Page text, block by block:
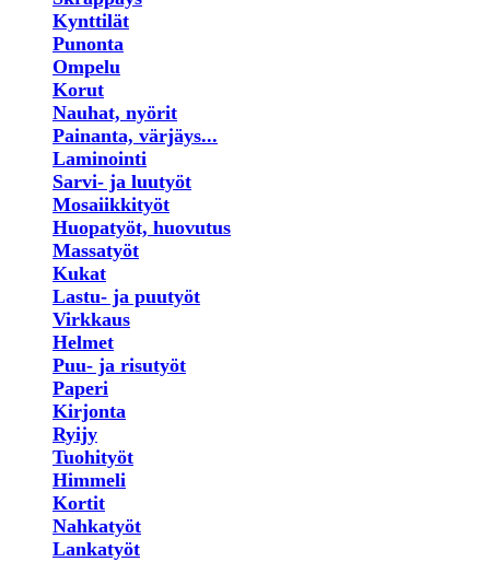
Kynttilät
Punonta
Ompelu
Korut
Nauhat, nyörit
Painanta, värjäys...
Laminointi
Sarvi- ja luutyöt
Mosaiikkityöt
Huopatyöt, huovutus
Massatyöt
Kukat
Lastu- ja puutyöt
Virkkaus
Helmet
Puu- ja risutyöt
Paperi
Kirjonta
Ryijy
Tuohityöt
Himmeli
Kortit
Nahkatyöt
Lankatyöt